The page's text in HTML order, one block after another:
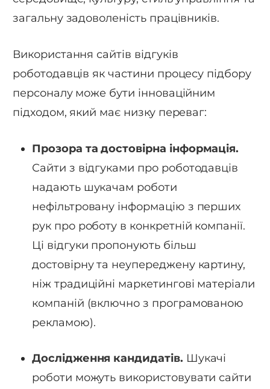
загальну задоволеність працівників.
Використання сайтів відгуків
роботодавців як частини процесу підбору
персоналу може бути інноваційним
підходом, який має низку переваг:
Прозора та достовірна інформація.
Сайти з відгуками про роботодавців
надають шукачам роботи
нефільтровану інформацію з перших
рук про роботу в конкретній компанії.
Ці відгуки пропонують більш
достовірну та неупереджену картину,
ніж традиційні маркетингові матеріали
компаній (включно з програмованою
рекламою).
Дослідження кандидатів. Шукачі
роботи можуть використовувати сайти